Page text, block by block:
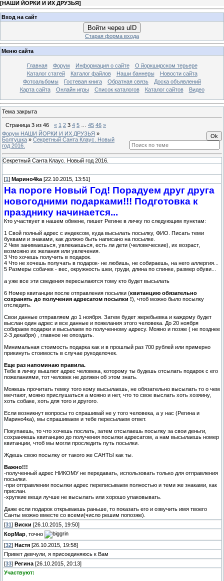
[НАШИ ЙОРКИ И ИХ ДРУЗЬЯ]
Вход на сайт
Войти через uID
Старая форма входа
Меню сайта
Главная Форум Информация о сайте
О йоркширском терьере
Каталог статей
Каталог файлов Наши баннеры
Новости сайта
Фотоальбомы
Гостевая книга Обратная связь
Доска объявлений
Карта сайта
Онлайн игры Список каталогов Каталог сайтов Видео
Тема закрыта
Страница 3 из 46 « 1 2 3 4 5 45 46 »
Форум НАШИ ЙОРКИ И ИХ ДРУЗЬЯ »
Болтушка » Секретный Санта Клаус. Новый
год 2016.
Секретный Санта Клаус. Новый год 2016.
[1 ] Марино4kа [22.10.2015, 13:51]
На пороге Новый Год! Порадуем друг друга
новогодними подарками!!! Подготовка к
празднику начинается...
Кто участвует в нашем обмене, пишет Регине в личку по следующим пунктам:
1 Свой полный адрес с индексом, куда высылать посылку, ФИО. Писать теми
буквами и знаками, как должно быть написано на посылке.
2 Чем занимаешься, увлекаешься, есть ли дети (человеческие), их возраст,
возможно их желания или увлечения.
3 Что хочешь получить в подарок.
4 Что не хочешь получать в подарок- не любишь, не собираешь, на него аллергия...
5 Размеры собачек - вес, окружность шеи, груди, длина по спинке, размер обуви...
а уже все эти сведения пересылаются тому кто будет высылать
6 Номер квитанции после отправления посылки (квитанцию обязательно
сохранять до получения адресатом посылки !), чтоб можно было посылку
отследить.
Свои данные отправляем до 1 ноября. Затем будет жеребьевка и каждому будет
выслан один адрес и все данные и пожелания этого человека. До 20 ноября
собираем подарки и высылаем по полученному адресу. Можно и позже ( не позднее
2-3 декабря) , главное не опоздать.
Минимальная стоимость подарка как и в прошлый раз 700 рублей или примерно
прикинуть стоимость в случае рукоделочек.
Еще раз напоминаю правила.
Тебе в личку вышлют адрес человека, которому ты будешь отсылать подарок с его
пожеланиями, тот человек не должен об этом знать.
Можешь прочитать темку того кому высылаешь, не обязательно высылать то о чем
мечтают, можно прислушаться а можно и нет, что то свое выслать хоть хозяину,
хоть собаке, хоть для того и другого.
Если возникнут вопросы то спрашивай не у того человека, а у нас (Регина и
Марино4ка), мы спрашиваем и тебе пересылаем ответ.
Покупаешь, то что хочешь послать, затем отсылаешь посылку за свои деньги,
сохраняешь квитанцию до получения посылки адресатом, а нам высылаешь номер
квитанции, чтоб мы могли проследить путь посылки.
Ждешь свою посылку от такого же САНТЫ как ты.
Важно!!!
-полученный адрес НИКОМУ не передавать, использовать только для отправления
посылки.
-при отправлении посылки адрес переписываем полностью и теми же знаками, как
прислан.
-хрупкие вещи лучше не высылать или хорошо упаковывать.
Даже если подарок открываешь раньше, то показать его и озвучить имя твоего
Санты можно вместе со всеми(число решим попозже).
[31 ] Виски [26.10.2015, 19:50]
КорМар , точно
[32] Настя [26.10.2015, 19:58]
Привет девчули, я присоединяюсь к Вам
[33] Регина [26.10.2015, 20:13]
Участвуют: